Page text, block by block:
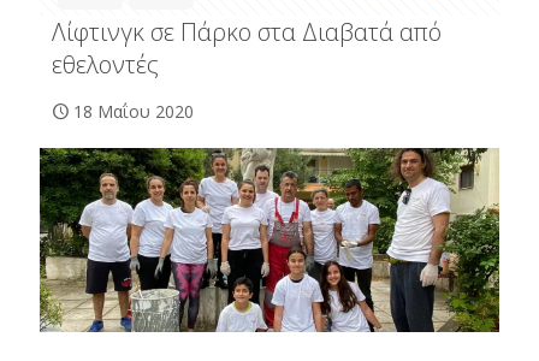
Λίφτινγκ σε Πάρκο στα Διαβατά από
εθελοντές
18 Μαΐου 2020